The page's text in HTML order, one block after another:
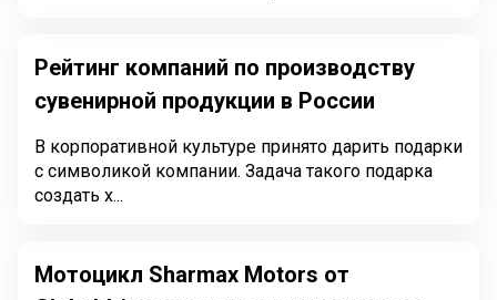
Рейтинг компаний по производству
сувенирной продукции в России
В корпоративной культуре принято дарить подарки
с символикой компании. Задача такого подарка
создать х...
Мотоцикл Sharmax Motors от